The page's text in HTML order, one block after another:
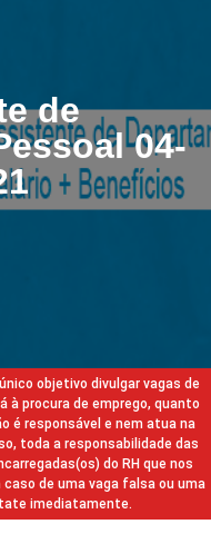
de
04-
objetivo divulgar vagas de
à procura de emprego, quanto
é responsável e nem atua na
toda a responsabilidade das
do RH que nos
de uma vaga falsa ou uma
imediatamente.